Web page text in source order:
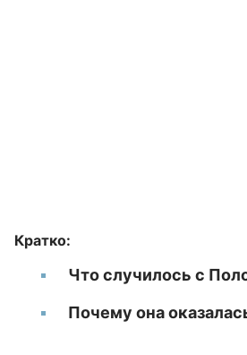
Кратко:
Что случилось с
Почему она